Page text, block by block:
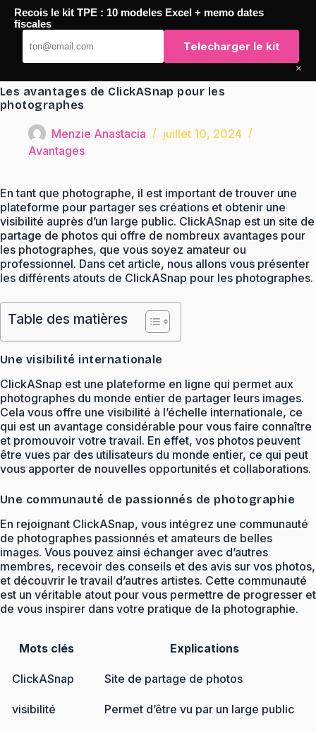
Passer
contenu
TaqTaq
Les avantages de ClickASnap pour les
photographes
Menzie Anastacia
juillet 10, 2024
Avantages
En tant que photographe, il est important de trouver une
plateforme pour partager ses créations et obtenir une
visibilité auprès d’un large public. ClickASnap est un site de
partage de photos qui offre de nombreux avantages pour
les photographes, que vous soyez amateur ou
professionnel. Dans cet article, nous allons vous présenter
les différents atouts de ClickASnap pour les photographes.
Table des matières
Une visibilité internationale
ClickASnap est une plateforme en ligne qui permet aux
photographes du monde entier de partager leurs images.
Cela vous offre une visibilité à l’échelle internationale, ce
qui est un avantage considérable pour vous faire connaître
et promouvoir votre travail. En effet, vos photos peuvent
être vues par des utilisateurs du monde entier, ce qui peut
vous apporter de nouvelles opportunités et collaborations.
Une communauté de passionnés de photographie
En rejoignant ClickASnap, vous intégrez une communauté
de photographes passionnés et amateurs de belles
images. Vous pouvez ainsi échanger avec d’autres
membres, recevoir des conseils et des avis sur vos photos,
et découvrir le travail d’autres artistes. Cette communauté
est un véritable atout pour vous permettre de progresser et
de vous inspirer dans votre pratique de la photographie.
Mots clés Explications
ClickASnap Site de partage de photos
visibilité Permet d’être vu par un large public
Recois le kit TPE : 10 modeles Excel + memo dates
fiscales
Telecharger le kit
×